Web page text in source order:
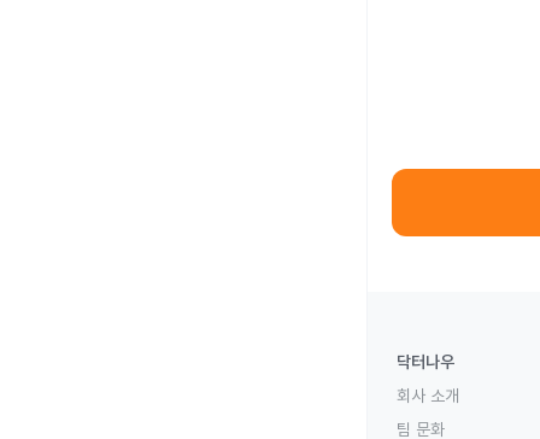
닥터나우
회사 소개
팀 문화